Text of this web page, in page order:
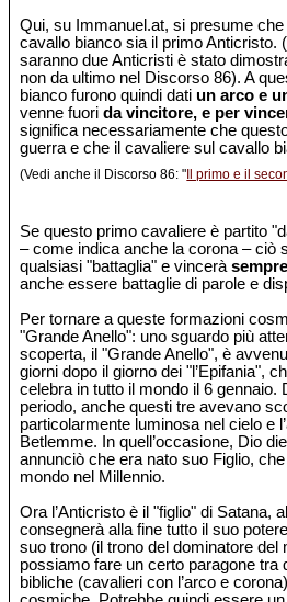
Qui, su Immanuel.at, si presume
cavallo bianco sia il primo Anticristo.
saranno due Anticristi è stato
non da ultimo nel Discorso 86). A
bianco furono quindi dati un arco e
venne fuorida vincitore, e per
significa necessariamente che
guerra e che il cavaliere sul cavallo
(Vedi anche il Discorso 86: " Il primo e il
Se questo primo cavaliere è partito
– come indica anche la corona – ciò
qualsiasi "battaglia" e vinceràsempre
anche essere battaglie di parole e
Per tornare a queste formazioni
"Grande Anello": uno sguardo più
scoperta, il "Grande Anello", è
giorni dopo il giorno dei "l’Epifania",
celebra in tutto il mondo il 6 gennaio.
periodo, anche questi tre avevano
particolarmente luminosa nel cielo e
Betlemme. In quell’occasione, Dio
annunciò che era nato suo Figlio,
mondo nel Millennio.
Ora l’Anticristo è il "figlio" di Satana,
consegnerà alla fine tutto il suo
suo trono (il trono del dominatore del
possiamo fare un certo paragone tra
bibliche (cavalieri con l’arco e